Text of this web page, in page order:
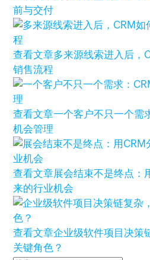
前与交付
查看文章多来源线索进入后，
销售流程
查看文章一个客户不只一个需
机会管理
查看文章展会结束不是终点：
来的行业机会
查看文章企业级软件项目决策
关键角色？